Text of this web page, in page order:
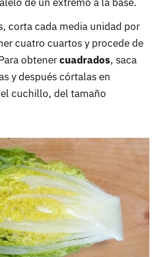
corta cada media unidad por
cuatro cuartos y procede de
obtenercuadrados, saca
y después córtalas en
cuchillo, del tamaño